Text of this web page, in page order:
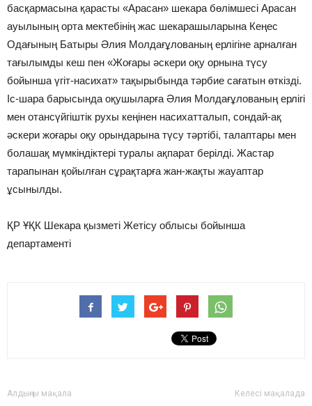
басқармасына қарасты «Арасан» шекара бөлімшесі Арасан
ауылының орта мектебінің жас шекарашыларына Кеңес
Одағының Батыры Әлия Молдағұлованың ерлігіне арналған
тағылымды кеш пен «Жоғары әскери оқу орнына түсу
бойынша үгіт-насихат» тақырыбында тәрбие сағатын өткізді.
Іс-шара барысында оқушыларға Әлия Молдағұлованың ерлігі
мен отансүйгіштік рухы кеңінен насихатталып, сондай-ақ
әскери жоғары оқу орындарына түсу тәртібі, талаптары мен
болашақ мүмкіндіктері туралы ақпарат берілді. Жастар
тарапынан қойылған сұрақтарға жан-жақты жауаптар
ұсынылды.
ҚР ҰҚК Шекара қызметі Жетісу облысы бойынша
департаменті
Алдыңғы мақала Келесі мақалада